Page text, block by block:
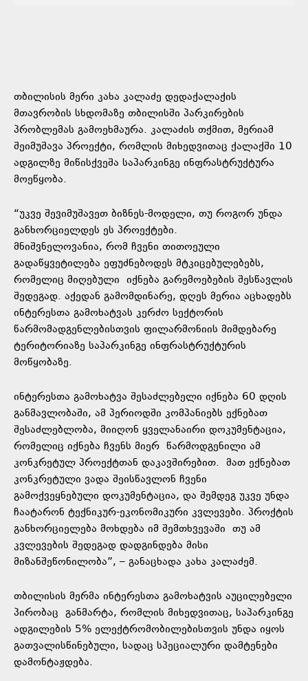
თბილისის მერი კახა კალაძე დედაქალაქის
მთავრობის სხდომაზე თბილისში პარკირების
პრობლემას გამოეხმაურა. კალაძის თქმით, მერიამ
შეიმუშავა პროექტი, რომლის მიხედვითაც ქალაქში 10
ადგილზე მიწისქვეშა საპარკინგე ინფრასტრუქტურა
მოეწყობა.
“უკვე შევიმუშავეთ ბიზნეს-მოდელი, თუ როგორ უნდა
განხორციელდეს ეს პროექტები.
მნიშვნელოვანია, რომ ჩვენი თითოეული
გადაწყვეტილება ეფუძნებოდეს მტკიცებულებებს,
რომელიც მიღებული იქნება გარემოებების შესწავლის
შედეგად. აქედან გამომდინარე, დღეს მერია აცხადებს
ინტერესთა გამოხატვას კერძო სექტორის
წარმომადგენლებისთვის ფილარმონიის მიმდებარე
ტერიტორიაზე საპარკინგე ინფრასტრუქტურის
მოწყობაზე.
ინტერესთა გამოხატვა შესაძლებელი იქნება 60 დღის
განმავლობაში, ამ პერიოდში კომპანიებს ექნებათ
შესაძლებლობა, მიიღონ ყველანაირი დოკუმენტაცია,
რომელიც იქნება ჩვენს მიერ წარმოდგენილი ამ
კონკრეტულ პროექტთან დაკავშირებით. მათ ექნებათ
კონკრეტული ვადა შეისწავლონ ჩვენი
გამოქვეყნებული დოკუმენტაცია, და შემდეგ უკვე უნდა
ჩაატარონ ტექნიკურ-ეკონომიკური კვლევები. პროქტის
განხორციელება მოხდება იმ შემთხვევაში თუ ამ
კვლევების შედეგად დადგინდება მისი
მიზანშეწონილობა”, – განაცხადა კახა კალაძემ.
თბილისის მერმა ინტერესთა გამოხატვის აუცილებელი
პირობაც განმარტა, რომლის მიხედვითაც, საპარკინგე
ადგილების 5% ელექტრომობილებისთვის უნდა იყოს
გათვალისწინებული, სადაც სპეციალური დამტენები
დამონტაჟდება.